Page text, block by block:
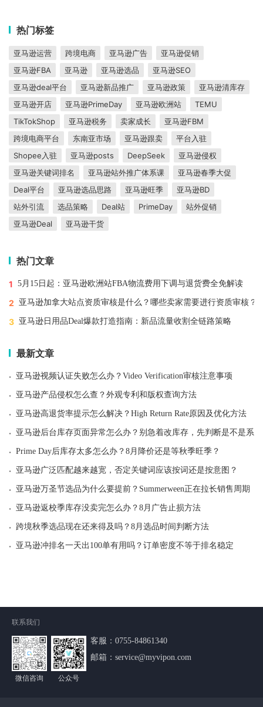
热门标签
亚马逊运营 跨境电商 亚马逊广告
亚马逊促销
亚马逊FBA
亚马逊 亚马逊选品
亚马逊SEO
亚马逊deal平台
亚马逊新品推广 亚马逊政策
亚马逊清库存
亚马逊开店
亚马逊PrimeDay 亚马逊欧洲站
TEMU
TikTokShop
亚马逊税务 卖家成长
亚马逊FBM
跨境电商平台
东南亚市场 亚马逊跟卖
平台入驻
Shopee入驻
亚马逊posts DeepSeek
亚马逊侵权
亚马逊关键词排名
亚马逊站外推广体系课
亚马逊春季大促
Deal平台
亚马逊选品思路 亚马逊旺季
亚马逊BD
站外引流
选品策略 Deal站 PrimeDay
站外促销
亚马逊Deal
亚马逊干货
热门文章
1 5月15日起：亚马逊欧洲站FBA物流费用下调与退货费全免解读
2 亚马逊加拿大站点资质审核是什么？哪些卖家需要进行资质审核？
3 亚马逊日用品Deal爆款打造指南：新品流量收割全链路策略
最新文章
· 亚马逊视频认证失败怎么办？Video Verification审核注意事项
· 亚马逊产品侵权怎么查？外观专利和版权查询方法
· 亚马逊高退货率提示怎么解决？High Return Rate原因及优化方法
· 亚马逊后台库存页面异常怎么办？别急着改库存，先判断是不是系
· Prime Day后库存太多怎么办？8月降价还是等秋季旺季？
· 亚马逊广泛匹配越来越宽，否定关键词应该按词还是按意图？
· 亚马逊万圣节选品为什么要提前？Summerween正在拉长销售周期
· 亚马逊返校季库存没卖完怎么办？8月广告止损方法
· 跨境秋季选品现在还来得及吗？8月选品时间判断方法
· 亚马逊冲排名一天出100单有用吗？订单密度不等于排名稳定
联系我们
微信咨询 公众号
客服：0755-84861340
邮箱：service@myvipon.com